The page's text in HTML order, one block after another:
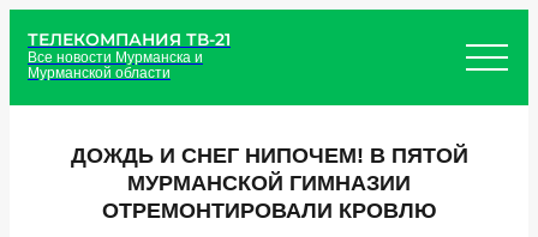
ТЕЛЕКОМПАНИЯ ТВ-21
Все новости Мурманска и
Мурманской области
ДОЖДЬ И СНЕГ НИПОЧЕМ! В ПЯТОЙ
МУРМАНСКОЙ ГИМНАЗИИ
ОТРЕМОНТИРОВАЛИ КРОВЛЮ